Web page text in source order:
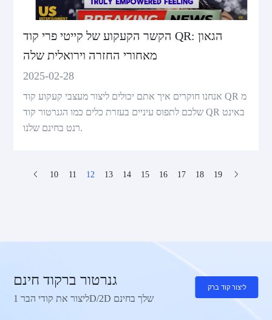
הקשר הקעקוע של קייטי פרי קוד QR: הגאון
מאחורי החזרה וירואלית שלה
2025-02-28
אנחנו חוקרים איך אתם יכולים ליצור מעצבי קעקוע קוד QR מ
שלכם לתפוס עיניים בעזרת כלים כמו הגנרטור קוד QR באינט
רנט בחינם שלנו.
10 11 12 13 14 15 16 17 18 19
גנרטור ברקוד חינם
ליצור את קודי הבר 1D/2D שלך בחינם
ליצור קוד ברק